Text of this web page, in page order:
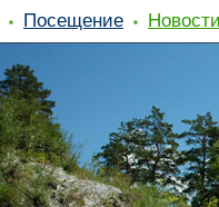
Посещение